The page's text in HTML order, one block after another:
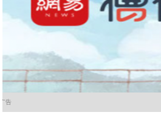
广告